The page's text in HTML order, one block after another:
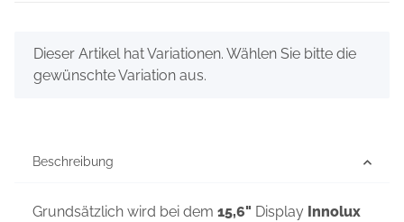
x
Dieser Artikel hat Variationen. Wählen Sie bitte die
gewünschte Variation aus.
Beschreibung
Grundsätzlich wird bei dem 15,6" Display Innolux